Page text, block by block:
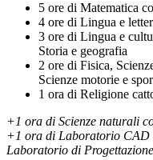
5 ore di Matematica
4 ore di Lingua e
3 ore di Lingua e
Storia e geografia
2 ore di Fisica,
Scienze motorie e
1 ora di Religione
+1 ora di Scienze naturali
+1 ora di Laboratorio CAD
Laboratorio di Progettazione